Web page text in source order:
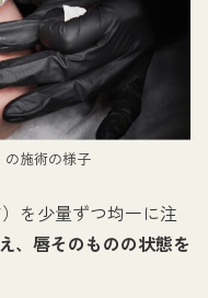
の施術の様子
を少量ずつ均一に注
、唇そのものの状態を